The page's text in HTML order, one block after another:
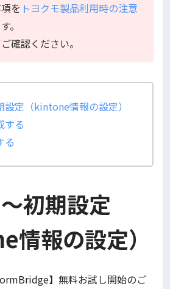
を トヨクモ製品利用時の注意
。
確認ください。
設定（kintone情報の設定）
する
る
初期設定
情報の設定）
】無料お試し開始のご